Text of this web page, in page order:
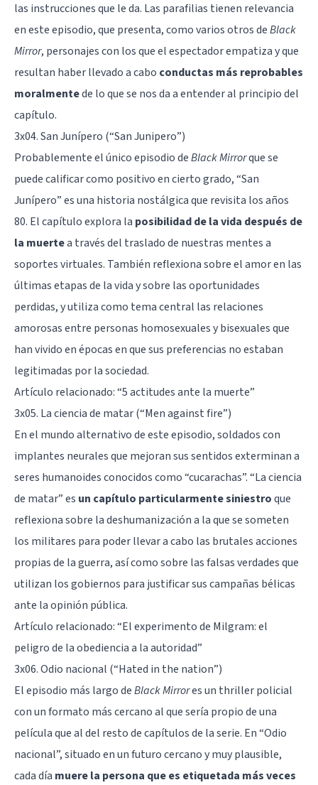
las instrucciones que le da. Las parafilias tienen relevancia
en este episodio, que presenta, como varios otros deBlack
Mirror, personajes con los que el espectadorempatizay que
resultan haber llevado a cabo conductas más reprobables
moralmentede lo que se nos da a entender al principio del
capítulo.
3x04. San Junípero (“San Junipero”)
Probablemente el único episodio deBlack Mirrorque se
puede calificar como positivo en cierto grado, “San
Junípero” es una historia nostálgica que revisita los años
80. El capítulo explora la posibilidad de lavida después de
la muertea través del traslado de nuestras mentes a
soportes virtuales. También reflexiona sobre elamoren las
últimas etapas de la vida y sobre las oportunidades
perdidas, y utiliza como tema central las relaciones
amorosas entre personas homosexuales y bisexuales que
han vivido en épocas en que sus preferencias no estaban
legitimadas por la sociedad.
Artículo relacionado: “5 actitudes ante la muerte”
3x05. La ciencia de matar (“Men against fire”)
En el mundo alternativo de este episodio, soldados con
implantes neurales que mejoran sus sentidos exterminan a
seres humanoides conocidos como “cucarachas”. “La ciencia
de matar” es un capítulo particularmente siniestroque
reflexiona sobre la deshumanización a la que se someten
los militares para poder llevar a cabo las brutales acciones
propias de laguerra, así como sobre las falsas verdades que
utilizan los gobiernos para justificar sus campañas bélicas
ante la opinión pública.
Artículo relacionado: “El experimento de Milgram: el
peligro de la obediencia a la autoridad”
3x06. Odio nacional (“Hated in the nation”)
El episodio más largo deBlack Mirrores un thriller policial
con un formato más cercano al que sería propio de una
película que al del resto de capítulos de la serie. En “Odio
nacional”, situado en un futuro cercano y muy plausible,
cada día muere la persona que es etiquetada más veces